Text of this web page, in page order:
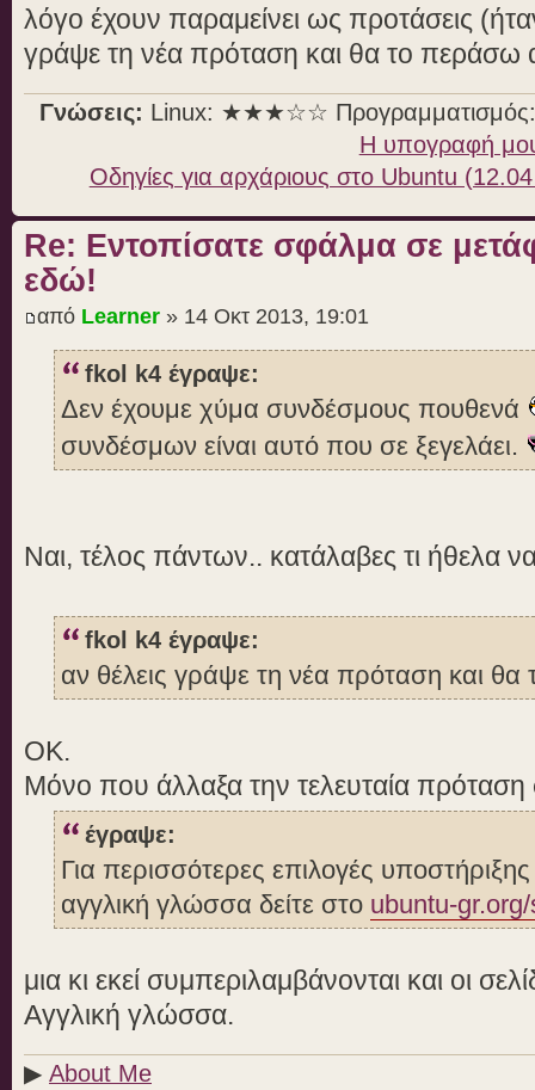
λόγο έχουν παραμείνει ως προτάσεις
γράψε τη νέα πρόταση και θα το περάσω
Γνώσεις: Linux: ★★★☆☆
Η υπογραφή
Οδηγίες για αρχάριους στο Ubuntu
Re: Εντοπίσατε σφάλμα σε
εδώ!
από Learner » 14 Οκτ 2013, 19:01
fkol k4 έγραψε:
Δεν έχουμε χύμα συνδέσμους πουθενά
συνδέσμων είναι αυτό που σε ξεγελάει.
Ναι, τέλος πάντων.. κατάλαβες τι ήθελα
fkol k4 έγραψε:
αν θέλεις γράψε τη νέα πρόταση και
OK.
Μόνο που άλλαξα την τελευταία πρόταση
έγραψε:
Για περισσότερες επιλογές
αγγλική γλώσσα δείτε στο ubuntu-
μια κι εκεί συμπεριλαμβάνονται και οι
Αγγλική γλώσσα.
▶ About Me